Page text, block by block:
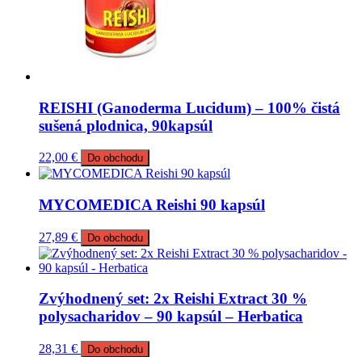
REISHI (Ganoderma Lucidum) – 100% čistá
sušená plodnica, 90kapsúl
22,00 € Do obchodu
MYCOMEDICA Reishi 90 kapsúl
27,89 € Do obchodu
Zvýhodnený set: 2x Reishi Extract 30 %
polysacharidov – 90 kapsúl – Herbatica
28,31 € Do obchodu